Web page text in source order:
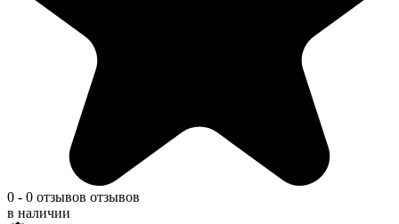
0 - 0 отзывов отзывов
в наличии